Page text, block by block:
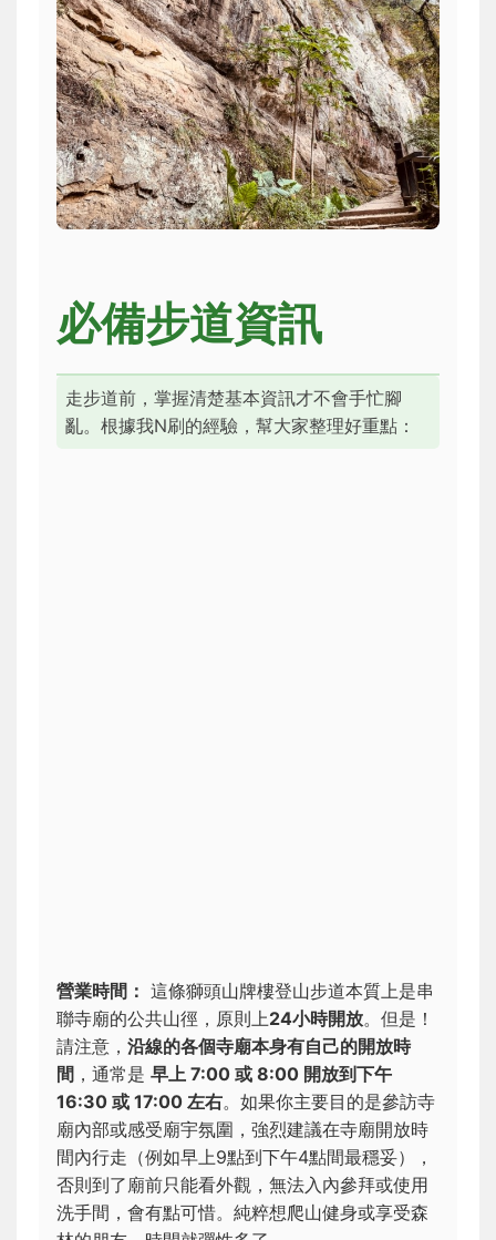
必備步道資訊
走步道前，掌握清楚基本資訊才不會手忙腳
亂。根據我N刷的經驗，幫大家整理好重點：
營業時間： 這條獅頭山牌樓登山步道本質上是串
聯寺廟的公共山徑，原則上24小時開放。但是！
請注意， 沿線的各個寺廟本身有自己的開放時
間 ，通常是 早上 7:00 或 8:00 開放到下午
16:30 或 17:00 左右。如果你主要目的是參訪寺
廟內部或感受廟宇氛圍，強烈建議在寺廟開放時
間內行走（例如早上9點到下午4點間最穩妥），
否則到了廟前只能看外觀，無法入內參拜或使用
洗手間，會有點可惜。純粹想爬山健身或享受森